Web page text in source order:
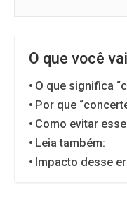
O que você
O que significa
Por que
Como evitar
Leia também:
Impacto desse